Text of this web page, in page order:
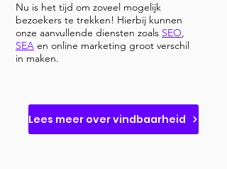
Nu is het tijd om zoveel mogelijk
bezoekers te trekken! Hierbij kunnen
onze aanvullende diensten zoals SEO,
SEA en online marketing groot verschil
in maken.
Lees meer over vindbaarheid